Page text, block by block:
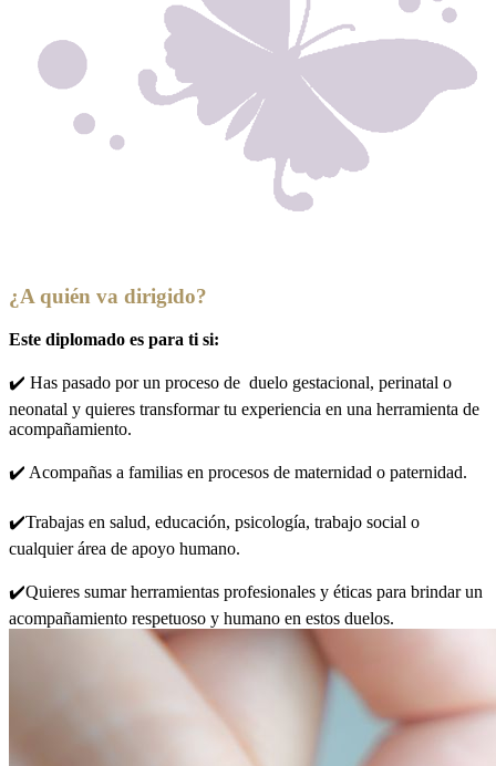
¿A quién va dirigido?
Este diplomado es para ti si:
✔️ Has pasado por un proceso de duelo gestacional, perinatal o
neonatal y quieres transformar tu experiencia en una herramienta de
acompañamiento.
✔️ Acompañas a familias en procesos de maternidad o paternidad.
✔️Trabajas en salud, educación, psicología, trabajo social o
cualquier área de apoyo humano.
✔️Quieres sumar herramientas profesionales y éticas para brindar un
acompañamiento respetuoso y humano en estos duelos.